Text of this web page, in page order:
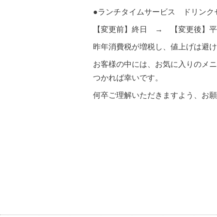
●ランチタイムサービス ドリンク
【変更前】終日 → 【変更後】平
昨年消費税が増税し、値上げは避
お客様の中には、お気に入りのメ
つかれば幸いです。
何卒ご理解いただきますよう、お